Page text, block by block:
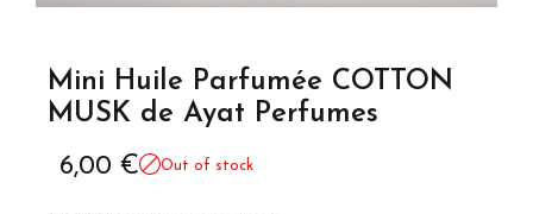
Mini Huile Parfumée COTTON
MUSK de Ayat Perfumes
6,00 € Out of stock